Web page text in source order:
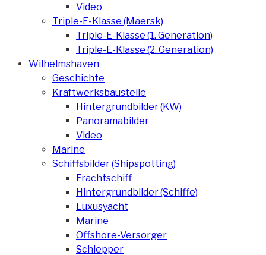
Video
Triple-E-Klasse (Maersk)
Triple-E-Klasse (1. Generation)
Triple-E-Klasse (2. Generation)
Wilhelmshaven
Geschichte
Kraftwerksbaustelle
Hintergrundbilder (KW)
Panoramabilder
Video
Marine
Schiffsbilder (Shipspotting)
Frachtschiff
Hintergrundbilder (Schiffe)
Luxusyacht
Marine
Offshore-Versorger
Schlepper